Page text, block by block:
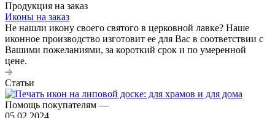
Продукция на заказ
Иконы на заказ
Не нашли икону своего святого в церковной лавке? Наше
иконное производство изготовит ее для Вас в соответствии с
Вашими пожеланиями, за короткий срок и по умеренной
цене.
Статьи
Помощь покупателям —